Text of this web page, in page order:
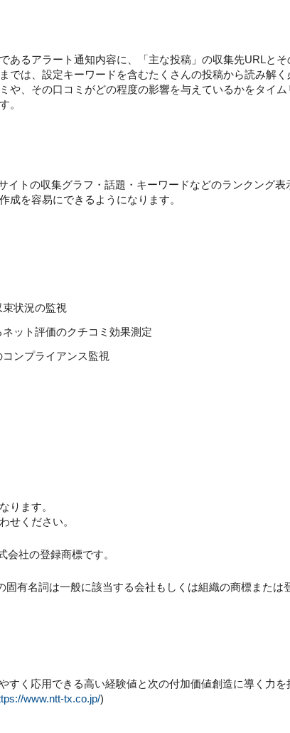
あるアラート通知内容に、「主な投稿」の収集先URLと
では、設定キーワードを含むたくさんの投稿から読み解
や、その口コミがどの程度の影響を与えているかをタイ
。
トの収集グラフ・話題・キーワードなどのランクング
成を容易にできるようになります。
状況の監視
ット評価のクチコミ効果測定
ンプライアンス監視
ります。
せください。
会社の登録商標です。
有名詞は一般に該当する会社もしくは組織の商標または
すく応用できる高い経験値と次の付加価値創造に導く力
www.ntt-tx.co.jp/)